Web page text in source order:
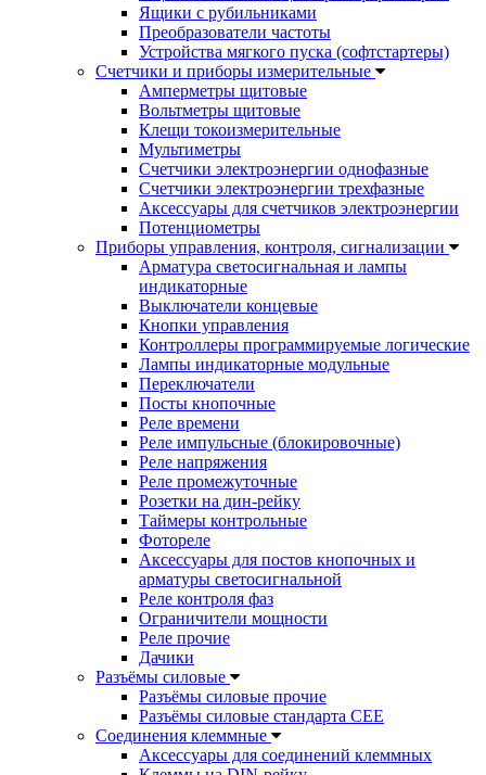
Ящики с рубильниками
Преобразователи частоты
Устройства мягкого пуска (софтстартеры)
Счетчики и приборы измерительные
Амперметры щитовые
Вольтметры щитовые
Клещи токоизмерительные
Мультиметры
Счетчики электроэнергии однофазные
Счетчики электроэнергии трехфазные
Аксессуары для счетчиков электроэнергии
Потенциометры
Приборы управления, контроля, сигнализации
Арматура светосигнальная и лампы
индикаторные
Выключатели концевые
Кнопки управления
Контроллеры программируемые логические
Лампы индикаторные модульные
Переключатели
Посты кнопочные
Реле времени
Реле импульсные (блокировочные)
Реле напряжения
Реле промежуточные
Розетки на дин-рейку
Таймеры контрольные
Фотореле
Аксессуары для постов кнопочных и
арматуры светосигнальной
Реле контроля фаз
Ограничители мощности
Реле прочие
Дачики
Разъёмы силовые
Разъёмы силовые прочие
Разъёмы силовые стандарта CEE
Соединения клеммные
Аксессуары для соединений клеммных